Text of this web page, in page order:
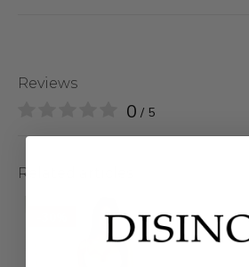
Reviews
0 / 5
Related articles